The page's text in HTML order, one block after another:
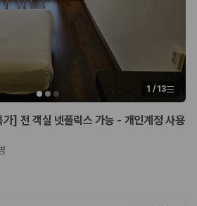
본요금만으로 판단하기 어렵습니다. 보험 포
션 비용, 취소 수수료를 함께 확인해야 실제
니다.
요합니다
보장 범위가 다를 수 있습니다. 카모아에서
조건을 함께 확인하세요
와 셔틀 편의성에 따라 실제 이용 만족도가
1 / 13
] 전 객실 넷플릭스 가능 - 개인계정 사용